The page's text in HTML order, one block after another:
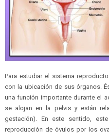
Para estudiar el sistema
con la ubicación de sus órganos.
una función importante durante el
se alojan en la pelvis y están
gestación). En este sentido,
reproducción de óvulos por los